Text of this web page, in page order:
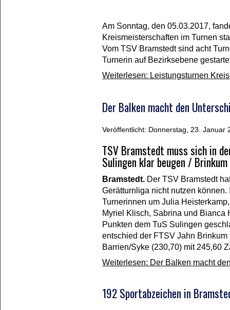
Am Sonntag, den 05.03.2017,
Kreismeisterschaften im Turnen
Vom TSV Bramstedt sind acht
Turnerin auf Bezirksebene
Weiterlesen: Leistungsturnen
Der Balken macht den
Veröffentlicht: Donnerstag, 23. Januar
TSV Bramstedt muss sich in
Sulingen klar beugen /
Bramstedt. Der TSV Bramstedt
Gerätturnliga nicht nutzen
Turnerinnen um Julia
Myriel Klisch, Sabrina und Bianca
Punkten dem TuS Sulingen
entschied der FTSV Jahn
Barrien/Syke (230,70) mit 245,60
Weiterlesen: Der Balken macht
192 Sportabzeichen in